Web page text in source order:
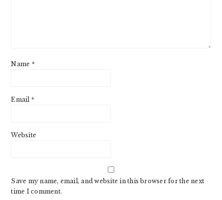
Name *
Email *
Website
Save my name, email, and website in this browser for the next
time I comment.